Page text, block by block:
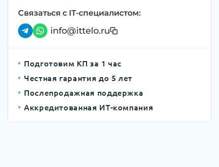
Связаться с IT-специалистом:
info@ittelo.ru
Подготовим КП за 1 час
Честная гарантия до 5 лет
Послепродажная поддержка
Аккредитованная ИТ-компания